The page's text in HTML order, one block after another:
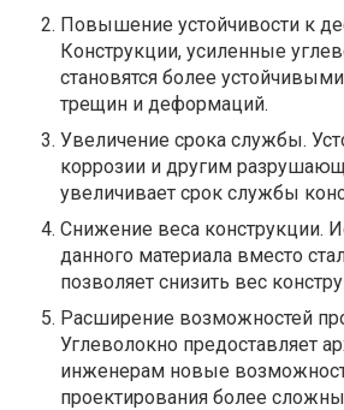
Повышение устойчивости к
Конструкции, усиленные
становятся более
трещин и деформаций.
Увеличение срока службы.
коррозии и другим
увеличивает срок службы
Снижение веса конструкции.
данного материала вместо
позволяет снизить вес
Расширение возможностей
Углеволокно предоставляет
инженерам новые
проектирования более